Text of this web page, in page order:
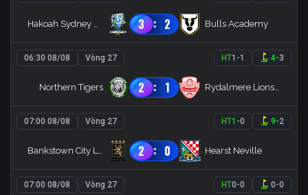
Hakoah Sydney FC 3 : 2 Bulls Academy
06:30 08/08 Vòng 27 HT1 -1 4-3
Northern Tigers 2 : 1 Rydalmere Lions FC
07:00 08/08 Vòng 27 HT1 -0 9-2
Bankstown City Lions 2 : 0 Hearst Neville
07:00 08/08 Vòng 27 HT0-0 0-0